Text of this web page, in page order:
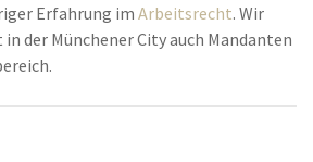
Erfahrung im Arbeitsrecht. Wir
der Münchener City auch Mandanten